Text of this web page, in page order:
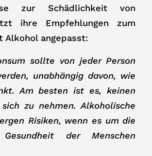
zur Schädlichkeit von
ihre Empfehlungen zum
Alkohol angepasst:
sollte von jeder Person
unabhängig davon, wie
Am besten ist es, keinen
zu nehmen. Alkoholische
Risiken, wenn es um die
Gesundheit der Menschen